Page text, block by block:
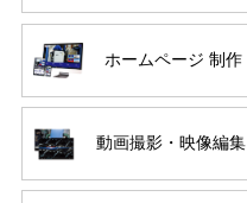
ホームページ 制作
動画撮影・映像編集